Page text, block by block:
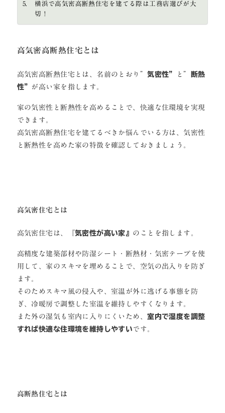
横浜で高気密高断熱住宅を建てる際は工務店選びが大
切！
高気密高断熱住宅とは
高気密高断熱住宅とは、名前のとおり”気密性” と”
断熱
性”
が高い家を指します。
家の気密性と断熱性を高めることで、快適な住環境を実現
できます。
高気密高断熱住宅を建てるべきか悩んでいる方は、気密性
と断熱性を高めた家の特徴を確認しておきましょう。
高気密住宅とは
高気密住宅は、『 気密性が高い家』 のことを指します。
高精度な建築部材や防湿シート・断熱材・気密テープを使
用して、家のスキマを埋めることで、空気の出入りを防ぎ
ます。
そのためスキマ風の侵入や、室温が外に逃げる事態を防
ぎ、冷暖房で調整した室温を維持しやすくなります。
また外の湿気も室内に入りにくいため、室内で湿度を調整
すれば快適な住環境を維持しやすい です。
高断熱住宅とは